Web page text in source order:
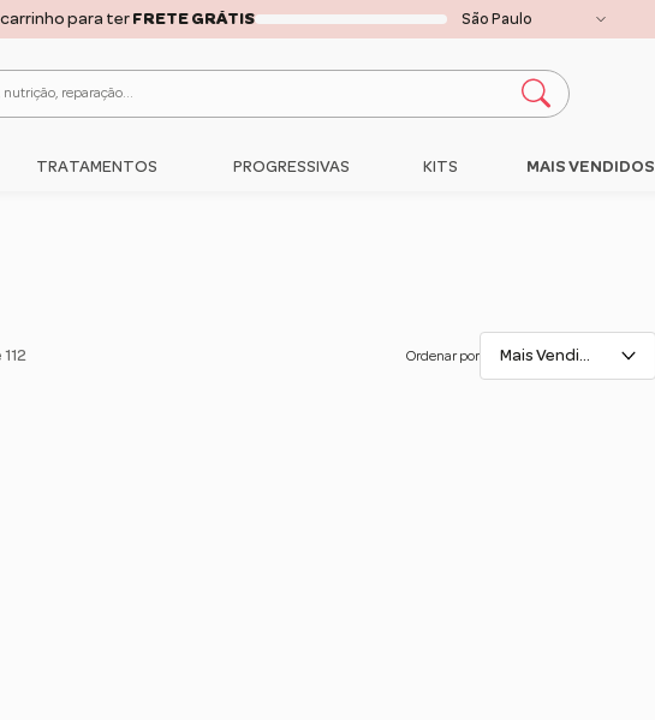
DER$150,00PARATODO O BRASIL... COMPRE AGORA!!!Clique aqui
TRATAMENTOS PROGRESSIVAS KITS MAIS VENDIDOS
Ordenar por